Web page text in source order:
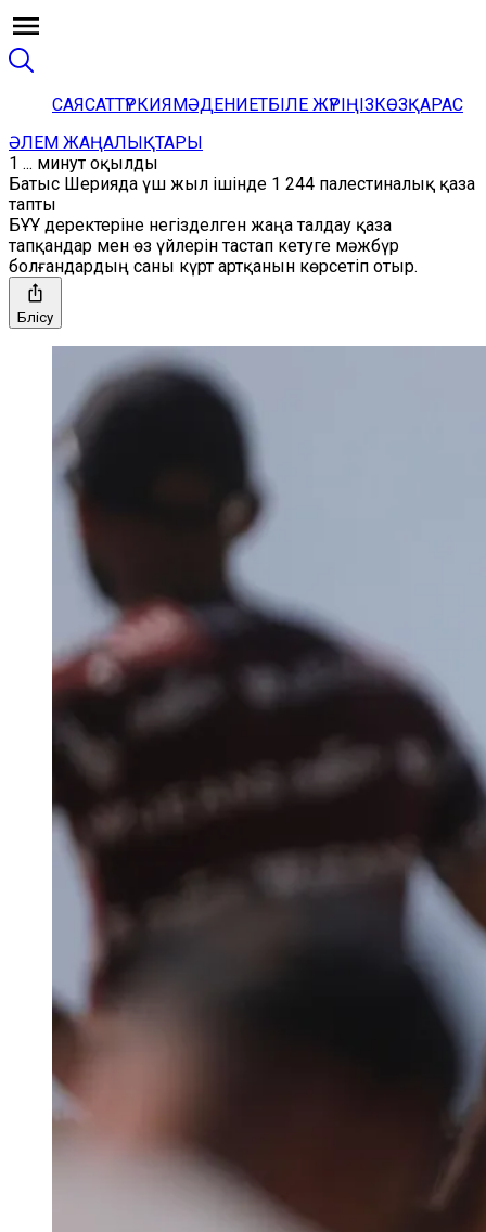
САЯСАТТҮРКИЯМӘДЕНИЕТБІЛЕ ЖҮРІҢІЗКӨЗҚАРАС
ӘЛЕМ ЖАҢАЛЫҚТАРЫ
1 ... минут оқылды
Батыс Шерияда үш жыл ішінде 1 244 палестиналық қаза
тапты
БҰҰ деректеріне негізделген жаңа талдау қаза
тапқандар мен өз үйлерін тастап кетуге мәжбүр
болғандардың саны күрт артқанын көрсетіп отыр.
Бөлісу